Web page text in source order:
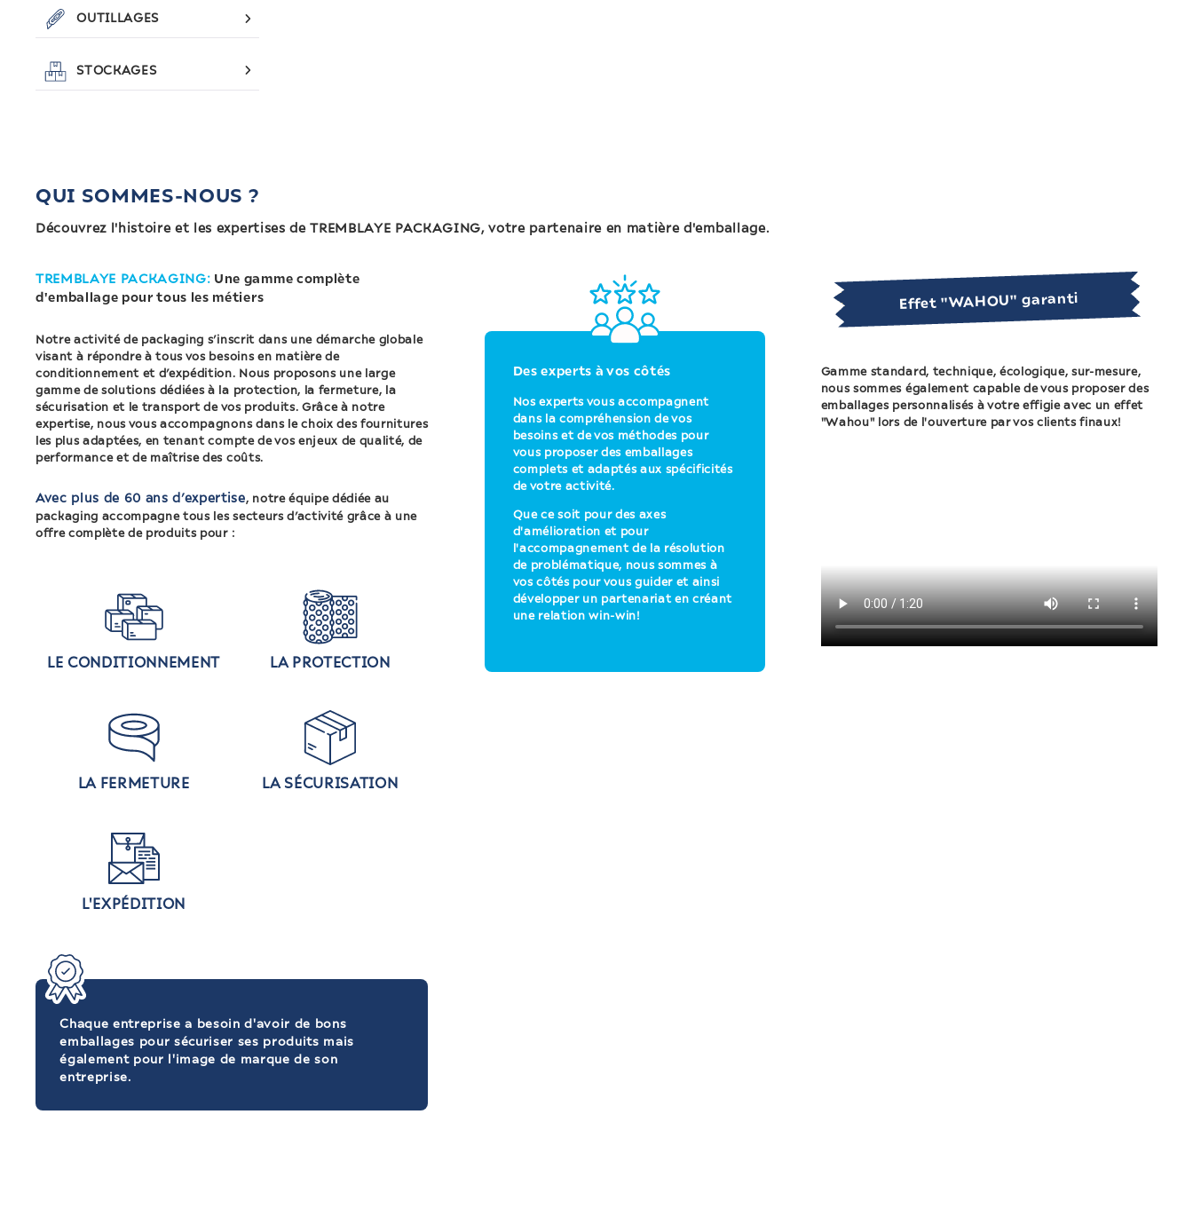
OUTILLAGES
STOCKAGES
QUI SOMMES-NOUS ?
Découvrez l'histoire et les expertises de TREMBLAYE PACKAGING, votre partenaire en matière d'emballage.
TREMBLAYE PACKAGING: Une gamme complète
d'emballage pour tous les métiers
Notre activité de packaging s’inscrit dans une démarche globale
visant à répondre à tous vos besoins en matière de
conditionnement et d’expédition. Nous proposons une large
gamme de solutions dédiées à la protection, la fermeture, la
sécurisation et le transport de vos produits. Grâce à notre
expertise, nous vous accompagnons dans le choix des fournitures
les plus adaptées, en tenant compte de vos enjeux de qualité, de
performance et de maîtrise des coûts.
Avec plus de 60 ans d’expertise, notre équipe dédiée au
packaging accompagne tous les secteurs d’activité grâce à une
offre complète de produits pour :
LE CONDITIONNEMENT LA PROTECTION
LA FERMETURE LA SÉCURISATION
L'EXPÉDITION
Chaque entreprise a besoin d'avoir de bons
emballages pour sécuriser ses produits mais
également pour l'image de marque de son
entreprise.
Des experts à vos côtés
Nos experts vous accompagnent
dans la compréhension de vos
besoins et de vos méthodes pour
vous proposer des emballages
complets et adaptés aux spécificités
de votre activité.
Que ce soit pour des axes
d'amélioration et pour
l'accompagnement de la résolution
de problématique, nous sommes à
vos côtés pour vous guider et ainsi
développer un partenariat en créant
une relation win-win!
Effet "WAHOU" garanti
Gamme standard, technique, écologique, sur-mesure,
nous sommes également capable de vous proposer des
emballages personnalisés à votre effigie avec un effet
"Wahou" lors de l'ouverture par vos clients finaux!